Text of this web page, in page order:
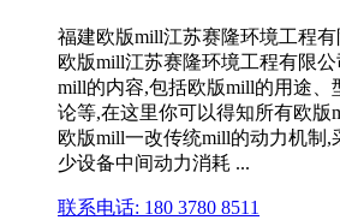
福建欧版mill江苏赛隆环境工程有
欧版mill江苏赛隆环境工程有限
mill的内容,包括欧版mill的用途、
论等,在这里你可以得知所有欧版
欧版mill一改传统mill的动力机制,
少设备中间动力消耗 ...
联系电话: 180 3780 8511